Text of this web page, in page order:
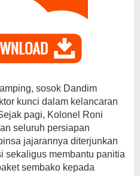
sosok Dandim
kunci dalam kelancaran
pagi, Kolonel Roni
seluruh persiapan
jajarannya diterjunkan
sekaligus membantu panitia
sembako kepada